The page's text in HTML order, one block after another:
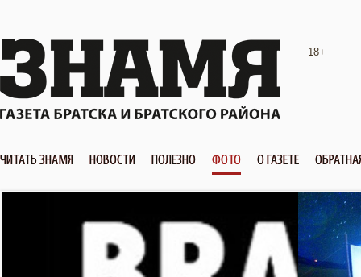
18+
ЧИТАТЬ ЗНАМЯ НОВОСТИ ПОЛЕЗНО ФОТО О ГАЗЕТЕ